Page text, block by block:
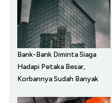
Bank-Bank Diminta Siaga
Hadapi Petaka Besar,
Korbannya Sudah Banyak